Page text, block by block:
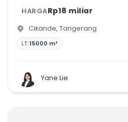
HARGARp18 miliar
Cikande, Tangerang
LT:15000 m²
Yane Lie